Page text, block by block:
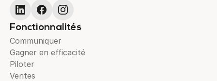
Fonctionnalités
Communiquer
Gagner en efficacité
Piloter
Ventes